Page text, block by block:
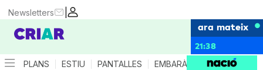
|
Newsletters
ara mateix
21:38
PLANS ESTIU PANTALLES EMBARÀS CRIANÇA